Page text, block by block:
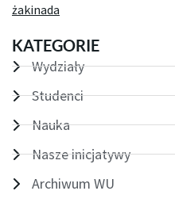
żakinada
KATEGORIE
Wydziały
Studenci
Nauka
Nasze inicjatywy
Archiwum WU